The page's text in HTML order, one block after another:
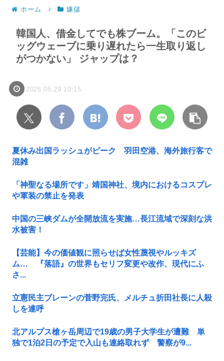
ホーム 嫌儲
韓国人、借金してでも株ブーム。「このビ
ッグウェーブに乗り遅れたら一生取り返し
がつかない」 ジャップは？
2026.05.29 10:15
夏休み出国ラッシュがピーク 羽田空港、海外旅行客で
混雑
「神聖なる場所です」靖国神社、境内におけるコスプレ
や軍装の禁止を発表
中国の三峡ダムが全開放流を実施…長江流域で深刻な洪
水被害！
【芸能】今の価値観に照らせば女性蔑視やルッキズ
ム… 『落語』の世界もセリフ変更や改作、現代にふ
さ...
立憲民主ブレーンの菅野完氏、メルチュ折田社長に人殺
しを連呼
北アルプス槍ヶ岳周辺で19歳の男子大学生が遭難 単
独で1泊2日の予定で入山も連絡取れず 警察が9...